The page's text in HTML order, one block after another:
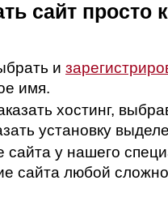
сайт просто
и
имя.
хостинг,
установку
сайта у нашего
сайта любой